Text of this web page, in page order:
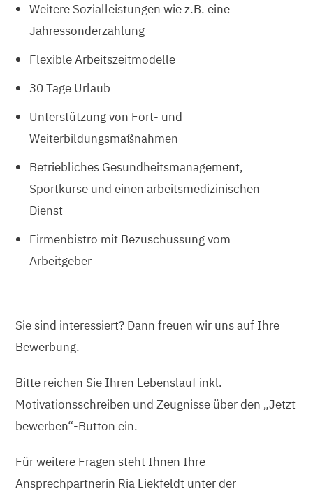
Weitere Sozialleistungen wie z.B. eine
Jahressonderzahlung
Flexible Arbeitszeitmodelle
30 Tage Urlaub
Unterstützung von Fort- und
Weiterbildungsmaßnahmen
Betriebliches Gesundheitsmanagement,
Sportkurse und einen arbeitsmedizinischen
Dienst
Firmenbistro mit Bezuschussung vom
Arbeitgeber
Sie sind interessiert? Dann freuen wir uns auf Ihre
Bewerbung.
Bitte reichen Sie Ihren Lebenslauf inkl.
Motivationsschreiben und Zeugnisse über den „Jetzt
bewerben“-Button ein.
Für weitere Fragen steht Ihnen Ihre
Ansprechpartnerin Ria Liekfeldt unter der